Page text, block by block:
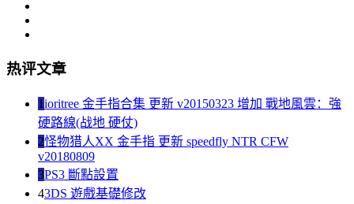
热评文章
1ioritree 金手指合集 更新 v20150323 增加 戰地風雲：強
硬路線(战地 硬仗)
2怪物猎人XX 金手指 更新 speedfly NTR CFW
v20180809
3PS3 斷點設置
43DS 遊戲基礎修改